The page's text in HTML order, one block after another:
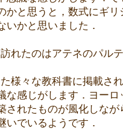
かと思うと，数式にギ
いかと思いました．
れたのはアテネのパル
様々な教科書に掲載さ
な感じがします．ヨー
されたものが風化しな
いでいるようです．